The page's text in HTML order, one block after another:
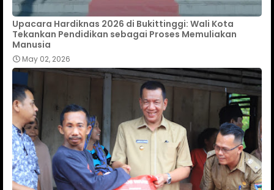
Upacara Hardiknas 2026 di Bukittinggi: Wali Kota
Tekankan Pendidikan sebagai Proses Memuliakan
Manusia
May 02, 2026